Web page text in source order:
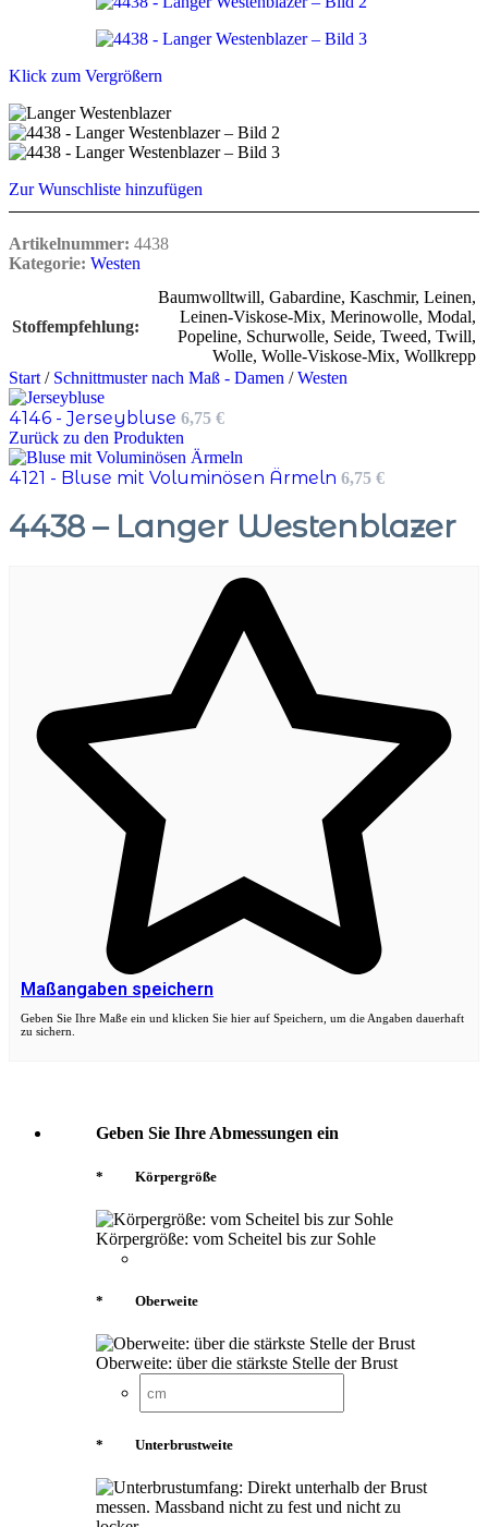
Klick zum Vergrößern
Zur Wunschliste hinzufügen
Artikelnummer: 4438
Kategorie: Westen
Stoffempfehlung
Baumwolltwill, Gabardine, Kaschmir, Leinen,
Leinen-Viskose-Mix, Merinowolle, Modal,
Popeline, Schurwolle, Seide, Tweed, Twill,
Wolle, Wolle-Viskose-Mix, Wollkrepp
Start / Schnittmuster nach Maß - Damen / Westen
4146 - Jerseybluse 6,75 €
Zurück zu den Produkten
4121 - Bluse mit Voluminösen Ärmeln 6,75 €
4438 – Langer Westenblazer
Maßangaben speichern
Geben Sie Ihre Maße ein und klicken Sie hier auf Speichern, um die Angaben dauerhaft
zu sichern.
Geben Sie Ihre Abmessungen ein
* Körpergröße
Körpergröße: vom Scheitel bis zur Sohle
* Oberweite
Oberweite: über die stärkste Stelle der Brust
* Unterbrustweite